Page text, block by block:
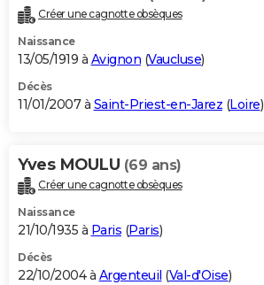
Créer une cagnotte obsèques
Naissance
13/05/1919 à Avignon (Vaucluse)
Décès
11/01/2007 à Saint-Priest-en-Jarez (Loire)
Yves MOULU (69 ans)
Créer une cagnotte obsèques
Naissance
21/10/1935 à Paris (Paris)
Décès
22/10/2004 à Argenteuil (Val-d'Oise)